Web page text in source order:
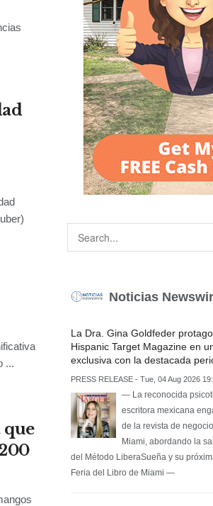
...
Noticias
La Dra. Gina Goldfeder
Hispanic Target Magazine en
exclusiva con la destacada
PRESS RELEASE - Tue, 04 Aug 2026
— La reconocida
escritora mexicana
de la revista de
Miami, abordando la
del Método LiberaSueña y su
Feria del Libro de Miami —